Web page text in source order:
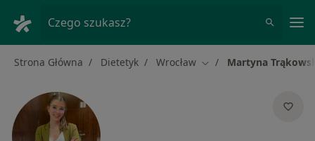
Czego szukasz?
Strona Główna Dietetyk Wrocław Zmień miasto
Martyna